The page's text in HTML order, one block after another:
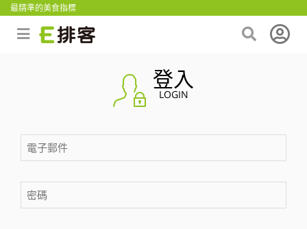
最精準的美食指標
登入
LOGIN